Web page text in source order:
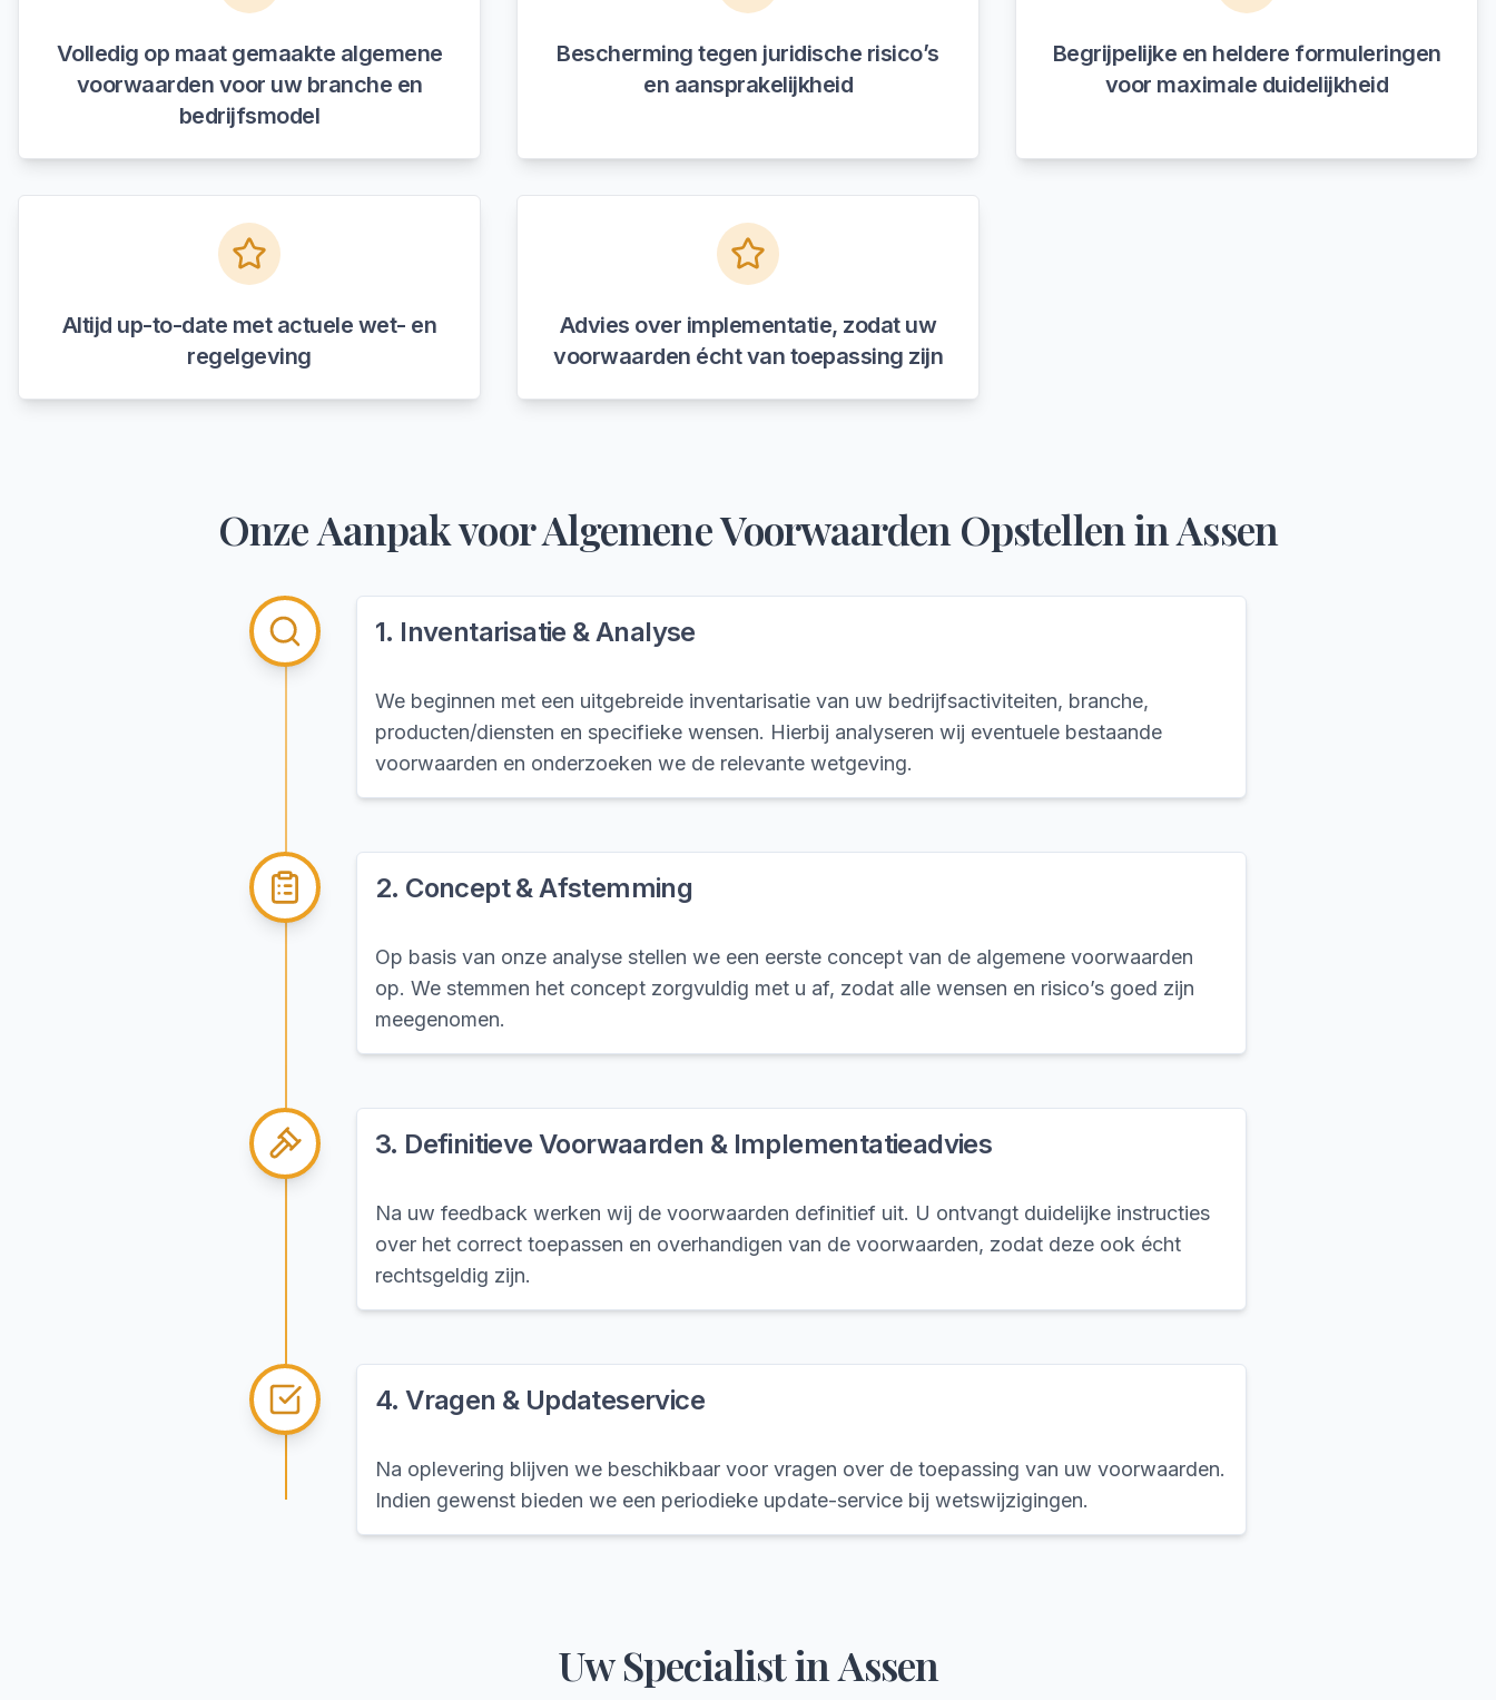
Volledig op maat gemaakte algemene
voorwaarden voor uw branche en
bedrijfsmodel
Bescherming tegen juridische risico’s
en aansprakelijkheid
Begrijpelijke en heldere formuleringen
voor maximale duidelijkheid
Altijd up-to-date met actuele wet- en
regelgeving
Advies over implementatie, zodat uw
voorwaarden écht van toepassing zijn
Onze Aanpak voorAlgemene Voorwaarden OpstelleninAssen
1. Inventarisatie & Analyse
We beginnen met een uitgebreide inventarisatie van uw bedrijfsactiviteiten, branche,
producten/diensten en specifieke wensen. Hierbij analyseren wij eventuele bestaande
voorwaarden en onderzoeken we de relevante wetgeving.
2. Concept & Afstemming
Op basis van onze analyse stellen we een eerste concept van de algemene voorwaarden
op. We stemmen het concept zorgvuldig met u af, zodat alle wensen en risico’s goed zijn
meegenomen.
3. Definitieve Voorwaarden & Implementatieadvies
Na uw feedback werken wij de voorwaarden definitief uit. U ontvangt duidelijke instructies
over het correct toepassen en overhandigen van de voorwaarden, zodat deze ook écht
rechtsgeldig zijn.
4.Vragen & Updateservice
Na oplevering blijven we beschikbaar voor vragen over de toepassing van uw voorwaarden.
Indien gewenst bieden we een periodieke update-service bij wetswijzigingen.
Uw Specialist inAssen